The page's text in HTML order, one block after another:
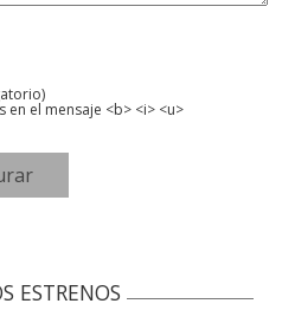
en el mensaje <b> <i> <u>
ESTRENOS